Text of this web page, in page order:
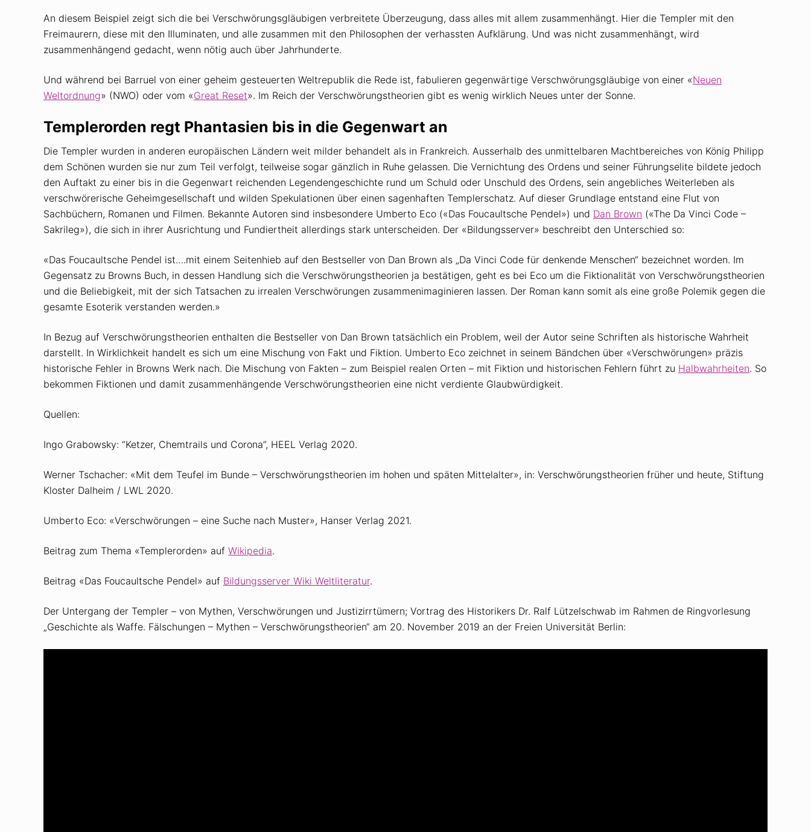
An diesem Beispiel zeigt sich die bei Verschwörungsgläubigen verbreitete Überzeugung, dass alles mit allem zusammenhängt. Hier die Templer mit den
Freimaurern, diese mit den Illuminaten, und alle zusammen mit den Philosophen der verhassten Aufklärung. Und was nicht zusammenhängt, wird
zusammenhängend gedacht, wenn nötig auch über Jahrhunderte.
Und während bei Barruel von einer geheim gesteuerten Weltrepublik die Rede ist, fabulieren gegenwärtige Verschwörungsgläubige von einer «Neuen
Weltordnung» (NWO) oder vom «Great Reset». Im Reich der Verschwörungstheorien gibt es wenig wirklich Neues unter der Sonne.
Templerorden regt Phantasien bis in die Gegenwart an
Die Templer wurden in anderen europäischen Ländern weit milder behandelt als in Frankreich. Ausserhalb des unmittelbaren Machtbereiches von König Philipp
dem Schönen wurden sie nur zum Teil verfolgt, teilweise sogar gänzlich in Ruhe gelassen. Die Vernichtung des Ordens und seiner Führungselite bildete jedoch
den Auftakt zu einer bis in die Gegenwart reichenden Legendengeschichte rund um Schuld oder Unschuld des Ordens, sein angebliches Weiterleben als
verschwörerische Geheimgesellschaft und wilden Spekulationen über einen sagenhaften Templerschatz. Auf dieser Grundlage entstand eine Flut von
Sachbüchern, Romanen und Filmen. Bekannte Autoren sind insbesondere Umberto Eco («Das Foucaultsche Pendel») und Dan Brown («The Da Vinci Code –
Sakrileg»), die sich in ihrer Ausrichtung und Fundiertheit allerdings stark unterscheiden. Der «Bildungsserver» beschreibt den Unterschied so:
«Das Foucaultsche Pendel ist….mit einem Seitenhieb auf den Bestseller von Dan Brown als „Da Vinci Code für denkende Menschen“ bezeichnet worden. Im
Gegensatz zu Browns Buch, in dessen Handlung sich die Verschwörungstheorien ja bestätigen, geht es bei Eco um die Fiktionalität von Verschwörungstheorien
und die Beliebigkeit, mit der sich Tatsachen zu irrealen Verschwörungen zusammenimaginieren lassen. Der Roman kann somit als eine große Polemik gegen die
gesamte Esoterik verstanden werden.»
In Bezug auf Verschwörungstheorien enthalten die Bestseller von Dan Brown tatsächlich ein Problem, weil der Autor seine Schriften als historische Wahrheit
darstellt. In Wirklichkeit handelt es sich um eine Mischung von Fakt und Fiktion. Umberto Eco zeichnet in seinem Bändchen über «Verschwörungen» präzis
historische Fehler in Browns Werk nach. Die Mischung von Fakten – zum Beispiel realen Orten – mit Fiktion und historischen Fehlern führt zu Halbwahrheiten. So
bekommen Fiktionen und damit zusammenhängende Verschwörungstheorien eine nicht verdiente Glaubwürdigkeit.
Quellen:
Ingo Grabowsky: “Ketzer, Chemtrails und Corona”, HEEL Verlag 2020.
Werner Tschacher: «Mit dem Teufel im Bunde – Verschwörungstheorien im hohen und späten Mittelalter», in: Verschwörungstheorien früher und heute, Stiftung
Kloster Dalheim / LWL 2020.
Umberto Eco: «Verschwörungen – eine Suche nach Muster», Hanser Verlag 2021.
Beitrag zum Thema «Templerorden» auf Wikipedia.
Beitrag «Das Foucaultsche Pendel» auf Bildungsserver Wiki Weltliteratur.
Der Untergang der Templer – von Mythen, Verschwörungen und Justizirrtümern; Vortrag des Historikers Dr. Ralf Lützelschwab im Rahmen de Ringvorlesung
„Geschichte als Waffe. Fälschungen – Mythen – Verschwörungstheorien“ am 20. November 2019 an der Freien Universität Berlin: